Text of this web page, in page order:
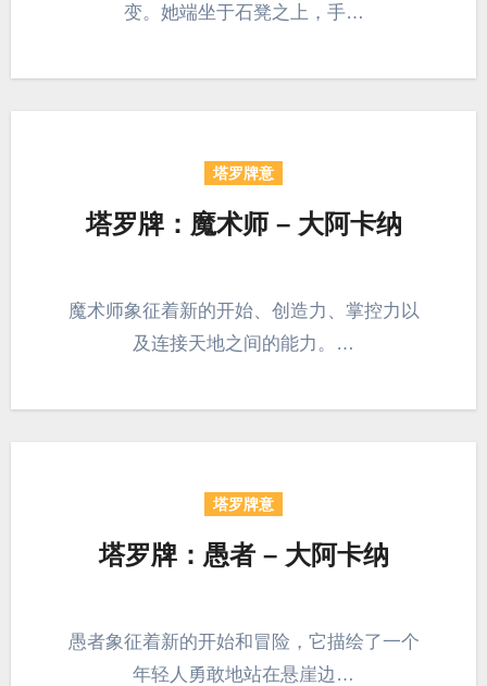
变。她端坐于石凳之上，手…
塔罗牌意
塔罗牌：魔术师 – 大阿卡纳
魔术师象征着新的开始、创造力、掌控力以
及连接天地之间的能力。…
塔罗牌意
塔罗牌：愚者 – 大阿卡纳
愚者象征着新的开始和冒险，它描绘了一个
年轻人勇敢地站在悬崖边…